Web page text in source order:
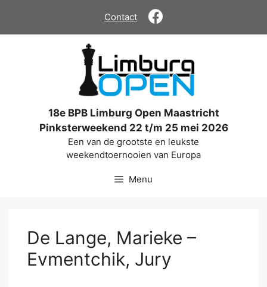
de
Contact
18e BPB Limburg Open Maastricht
Pinksterweekend 22 t/m 25 mei 2026
Een van de grootste en leukste
weekendtoernooien van Europa
Menu
De Lange, Marieke –
Evmentchik, Jury